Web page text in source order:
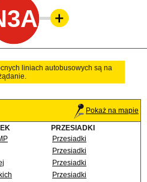
liniach autobusowych są na
Pokaż na mapie
PRZESIADKI
Przesiadki
Przesiadki
Przesiadki
Przesiadki